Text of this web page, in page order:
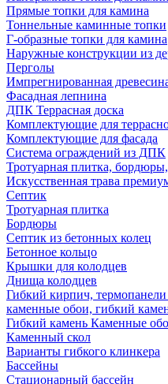
Прямые топки для камина
Тоннельные каминные топки
Г-образные топки для камина
Наружные конструкции из
Перголы
Импрегнированная
Фасадная лепнина
ДПК Террасная доска
Комплектующие для
Комплектующие для фасада
Система ограждений из ДПК
Тротуарная плитка,
Искусственная трава
Септик
Тротуарная плитка
Бордюры
Септик из бетонных колец
Бетонное кольцо
Крышки для колодцев
Днища колодцев
Гибкий кирпич,
каменные обои, гибкий
Гибкий камень Каменные
Каменный скол
Варианты гибкого клинкера
Бассейны
Стационарный бассейн